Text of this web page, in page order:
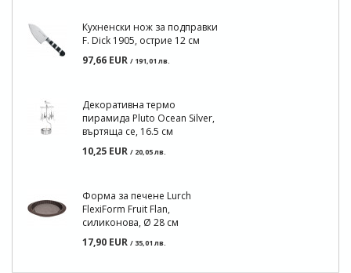
Кухненски нож за подправки
F. Dick 1905, острие 12 см
97,66 EUR / 191,01 лв.
Декоративна термо
пирамида Pluto Ocean Silver,
въртяща се, 16.5 см
10,25 EUR / 20,05 лв.
Форма за печене Lurch
FlexiForm Fruit Flan,
силиконова, Ø 28 см
17,90 EUR / 35,01 лв.